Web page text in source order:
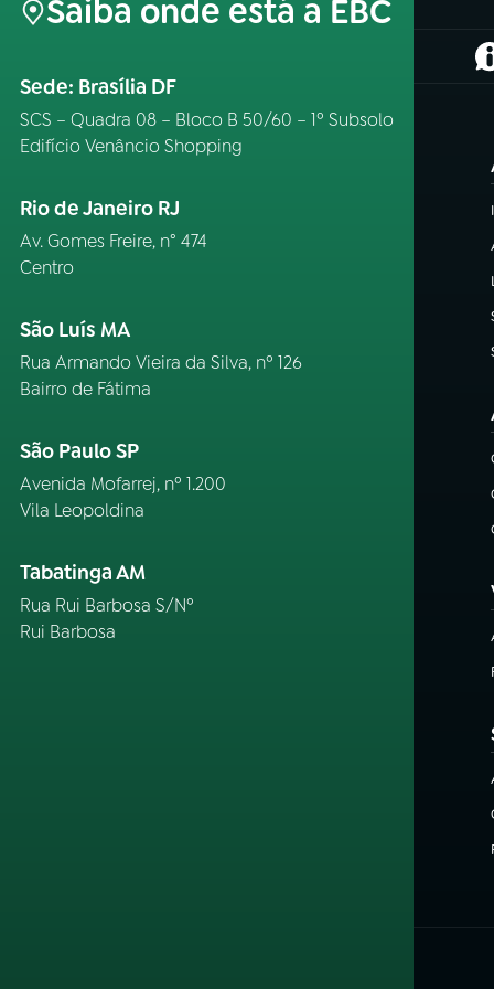
Saiba onde está a EBC
Sede: Brasília DF
SCS – Quadra 08 – Bloco B 50/60 – 1º Subsolo
Edifício Venâncio Shopping
Rio de Janeiro RJ
Av. Gomes Freire, n° 474
Centro
São Luís MA
Rua Armando Vieira da Silva, nº 126
Bairro de Fátima
São Paulo SP
Avenida Mofarrej, nº 1.200
Vila Leopoldina
Tabatinga AM
Rua Rui Barbosa S/Nº
Rui Barbosa